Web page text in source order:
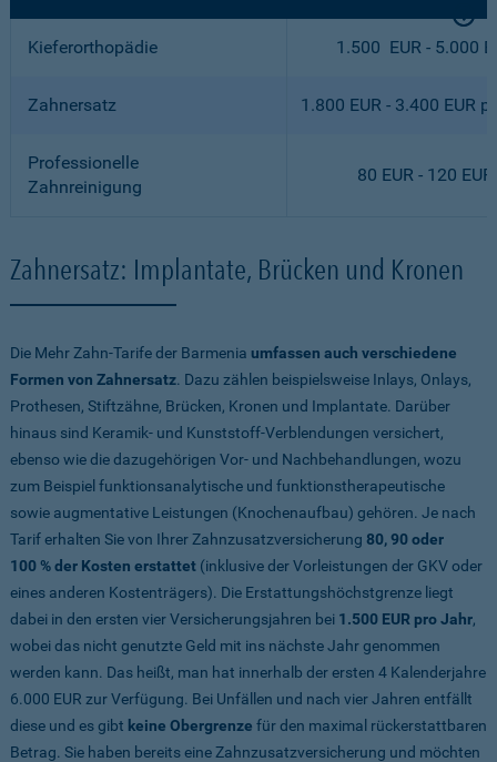
Kieferorthopädie 1.500 EUR - 5.000
Zahnersatz 1.800 EUR - 3.400 EUR
Professionelle
Zahnreinigung
80 EUR - 120 EUR
Zahnersatz: Implantate, Brücken und Kronen
Die Mehr Zahn-Tarife der Barmenia umfassen auch verschiedene
Formen von Zahnersatz. Dazu zählen beispielsweise Inlays, Onlays,
Prothesen, Stiftzähne, Brücken, Kronen und Implantate. Darüber
hinaus sind Keramik- und Kunststoff-Verblendungen versichert,
ebenso wie die dazugehörigen Vor- und Nachbehandlungen, wozu
zum Beispiel funktionsanalytische und funktionstherapeutische
sowie augmentative Leistungen (Knochenaufbau) gehören. Je nach
Tarif erhalten Sie von Ihrer Zahnzusatzversicherung 80, 90 oder
100 % der Kosten erstattet (inklusive der Vorleistungen der GKV oder
eines anderen Kostenträgers). Die Erstattungshöchstgrenze liegt
dabei in den ersten vier Versicherungsjahren bei 1.500 EUR pro Jahr,
wobei das nicht genutzte Geld mit ins nächste Jahr genommen
werden kann. Das heißt, man hat innerhalb der ersten 4 Kalenderjahre
6.000 EUR zur Verfügung. Bei Unfällen und nach vier Jahren entfällt
diese und es gibt keine Obergrenze für den maximal rückerstattbaren
Betrag. Sie haben bereits eine Zahnzusatzversicherung und möchten